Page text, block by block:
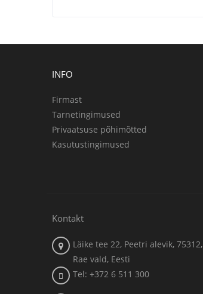
INFO
Firmast
Tarnetingimused
Privaatsuse põhimõtted
Kasutustingimused
Kontakt
Läike tee 22, Peetri alevik, 75312,
Rae vald, Eesti
Tel: +372 6 511 300